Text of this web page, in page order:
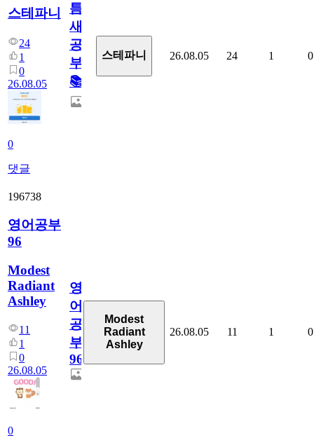
스테파니
24
1
0
26.08.05
0
댓글
틈
새
공
부!
📚
스테파니 26.08.05 24 1 0
196738
영어공부
96
Modest
Radiant
Ashley
11
1
0
26.08.05
0
영
어
공
부
96
Modest
Radiant
Ashley
26.08.05 11 1 0